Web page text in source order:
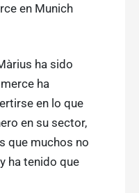
en Munich
ha sido
ha
en lo que
en su sector,
que muchos no
ha tenido que